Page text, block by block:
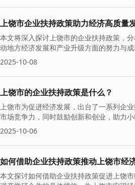
上饶市企业扶持政策助力经济高质量
本文将深入探讨上饶市的企业扶持政策，
动地方经济发展和产业升级方面的努力与
2025-10-08
上饶市的企业扶持政策是什么？
上饶市为促进经济发展，出台了一系列企
市场竞争力，同时鼓励创新和创业，助力
2025-10-06
如何借助企业扶持政策推动上饶市经
本文探讨如何借助企业扶持政策促进上饶